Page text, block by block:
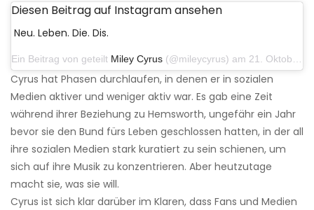
Diesen Beitrag auf Instagram ansehen
Neu. Leben. Die. Dis.
Ein Beitrag von geteilt Miley Cyrus (@mileycyrus) am 21. Oktober 2019 um 12:31 Uhr PDT
Cyrus hat Phasen durchlaufen, in denen er in sozialen
Medien aktiver und weniger aktiv war. Es gab eine Zeit
während ihrer Beziehung zu Hemsworth, ungefähr ein Jahr
bevor sie den Bund fürs Leben geschlossen hatten, in der all
ihre sozialen Medien stark kuratiert zu sein schienen, um
sich auf ihre Musik zu konzentrieren. Aber heutzutage
macht sie, was sie will.
Cyrus ist sich klar darüber im Klaren, dass Fans und Medien